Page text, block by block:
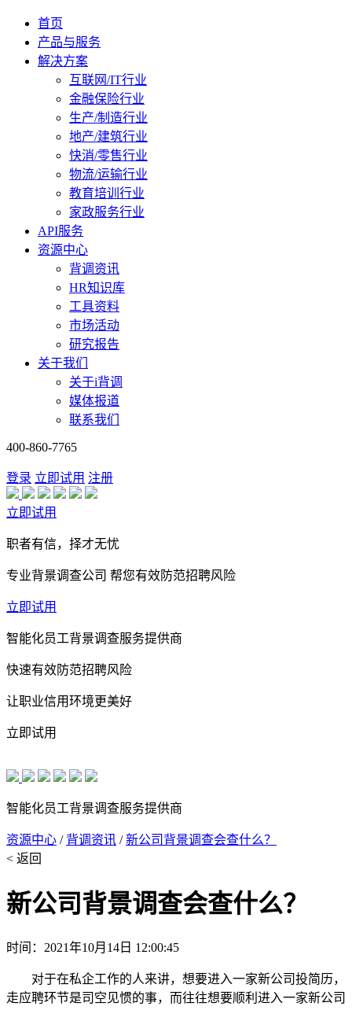
首页
产品与服务
解决方案
互联网/IT行业
金融保险行业
生产/制造行业
地产/建筑行业
快消/零售行业
物流/运输行业
教育培训行业
家政服务行业
API服务
资源中心
背调资讯
HR知识库
工具资料
市场活动
研究报告
关于我们
关于i背调
媒体报道
联系我们
400-860-7765
登录 立即试用 注册
立即试用
职者有信，择才无忧
专业背景调查公司 帮您有效防范招聘风险
立即试用
智能化员工背景调查服务提供商
快速有效防范招聘风险
让职业信用环境更美好
立即试用
智能化员工背景调查服务提供商
资源中心 / 背调资讯 /新公司背景调查会查什么？
< 返回
新公司背景调查会查什么？
时间：2021年10月14日 12:00:45
对于在私企工作的人来讲，想要进入一家新公司投简历，
走应聘环节是司空见惯的事，而往往想要顺利进入一家新公司